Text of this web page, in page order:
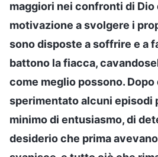
maggiori nei confronti di Dio
motivazione a svolgere i
sono disposte a soffrire e a
battono la fiacca,
come meglio possono. Dopo
sperimentato alcuni episodi
minimo di entusiasmo, di
desiderio che prima